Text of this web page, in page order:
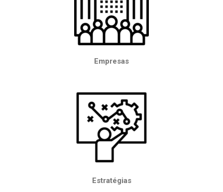
Empresas
Estratégias